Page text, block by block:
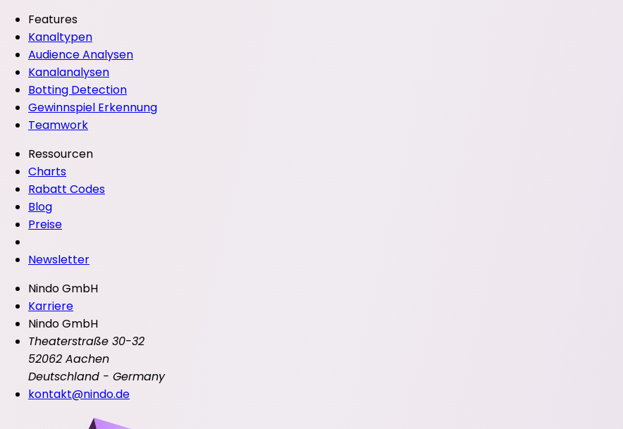
Features
Kanaltypen
Audience Analysen
Kanalanalysen
Botting Detection
Gewinnspiel Erkennung
Teamwork
Ressourcen
Charts
Rabatt Codes
Blog
Preise
Newsletter
Nindo GmbH
Karriere
Nindo GmbH
Theaterstraße 30-32
52062 Aachen
Deutschland - Germany
kontakt@nindo.de